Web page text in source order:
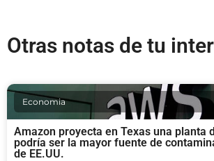
Otras notas de tu
Economia
Amazon proyecta en Texas una planta
podría ser la mayor fuente de
de EE.UU.